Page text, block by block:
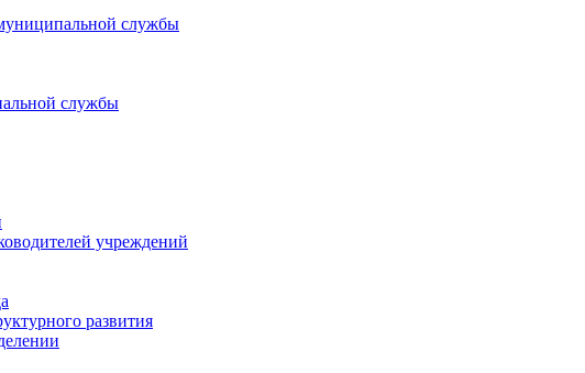
службы
службы
учреждений
развития